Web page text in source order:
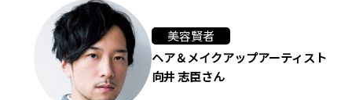
美容賢者
ヘア＆メイクアップアーティスト
向井 志臣さん